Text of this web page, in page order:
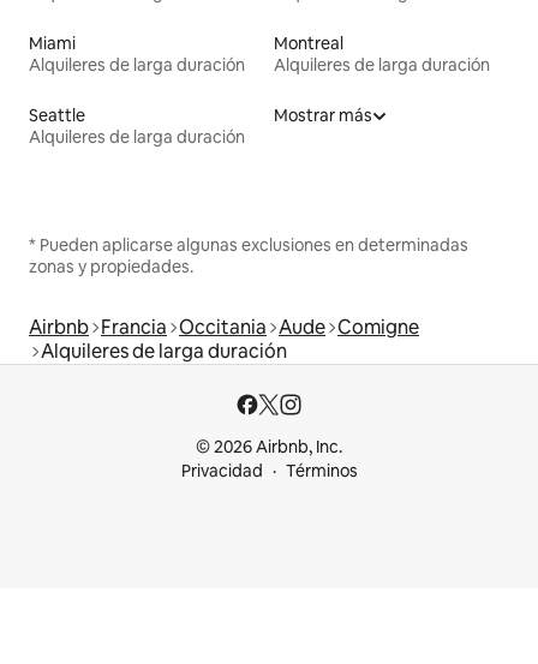
Miami
Alquileres de larga duración
Montreal
Alquileres de larga duración
Seattle
Alquileres de larga duración
Mostrar más
* Pueden aplicarse algunas exclusiones en determinadas
zonas y propiedades.
Airbnb Francia Occitania Aude Comigne
Alquileres de larga duración
© 2026 Airbnb, Inc.
Privacidad
Términos